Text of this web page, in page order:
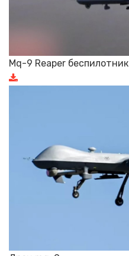
Mq-9 Reaper беспилотник